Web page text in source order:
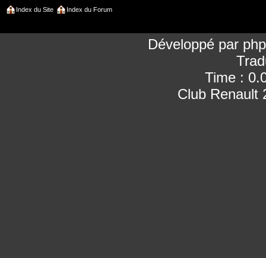
Index du Site Index du Forum
Développé par
Time :
Club Renault